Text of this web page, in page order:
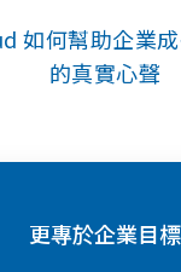
如何幫助企業
的真實心聲
更專於企業目標